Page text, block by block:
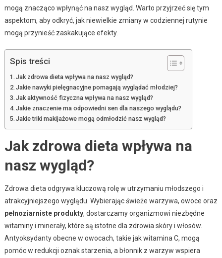
mogą znacząco wpłynąć na nasz wygląd. Warto przyjrzeć się tym
aspektom, aby odkryć, jak niewielkie zmiany w codziennej rutynie
mogą przynieść zaskakujące efekty.
Spis treści
Jak zdrowa dieta wpływa na nasz wygląd?
Jakie nawyki pielęgnacyjne pomagają wyglądać młodziej?
Jak aktywność fizyczna wpływa na nasz wygląd?
Jakie znaczenie ma odpowiedni sen dla naszego wyglądu?
Jakie triki makijażowe mogą odmłodzić nasz wygląd?
Jak zdrowa dieta wpływa na
nasz wygląd?
Zdrowa dieta odgrywa kluczową rolę w utrzymaniu młodszego i
atrakcyjniejszego wyglądu. Wybierając świeże warzywa, owoce oraz
pełnoziarniste produkty, dostarczamy organizmowi niezbędne
witaminy i minerały, które są istotne dla zdrowia skóry i włosów.
Antyoksydanty obecne w owocach, takie jak witamina C, mogą
pomóc w redukcji oznak starzenia, a błonnik z warzyw wspiera